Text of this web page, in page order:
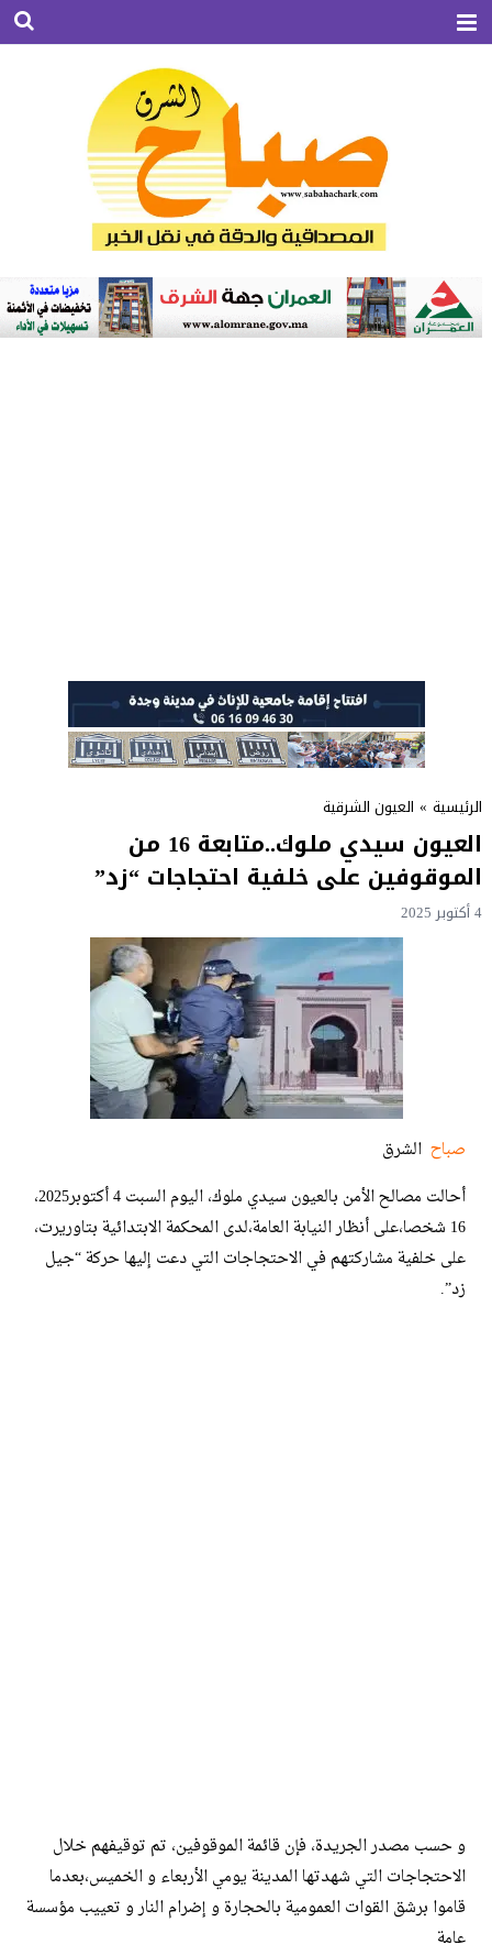
الرئيسية » العيون الشرقية
العيون سيدي ملوك..متابعة 16 من
الموقوفين على خلفية احتجاجات “زد”
4 أكتوبر 2025
صباحالشرق
أحالت مصالح الأمن بالعيون سيدي ملوك، اليوم السبت 4 أكتوبر2025،
16 شخصا،على أنظار النيابة العامة،لدى المحكمة الابتدائية بتاوريرت،
على خلفية مشاركتهم في الاحتجاجات التي دعت إليها حركة “جيل
زد”.
و حسب مصدر الجريدة، فإن قائمة الموقوفين، تم توقيفهم خلال
الاحتجاجات التي شهدتها المدينة يومي الأربعاء و الخميس،بعدما
قاموا برشق القوات العمومية بالحجارة و إضرام النار و تعييب مؤسسة
عامة